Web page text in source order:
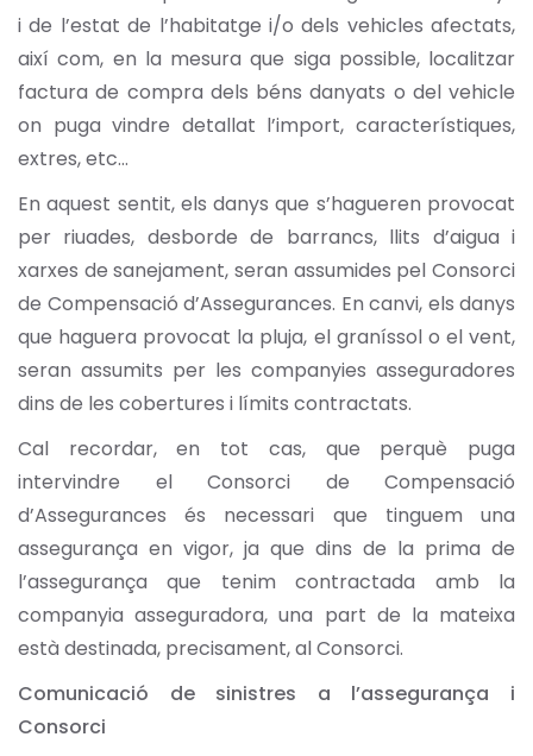
i de l’estat de l’habitatge i/o dels vehicles afectats,
així com, en la mesura que siga possible, localitzar
factura de compra dels béns danyats o del vehicle
on puga vindre detallat l’import, característiques,
extres, etc…
En aquest sentit, els danys que s’hagueren provocat
per riuades, desborde de barrancs, llits d’aigua i
xarxes de sanejament, seran assumides pel Consorci
de Compensació d’Assegurances. En canvi, els danys
que haguera provocat la pluja, el graníssol o el vent,
seran assumits per les companyies asseguradores
dins de les cobertures i límits contractats.
Cal recordar, en tot cas, que perquè puga
intervindre el Consorci de Compensació
d’Assegurances és necessari que tinguem una
assegurança en vigor, ja que dins de la prima de
l’assegurança que tenim contractada amb la
companyia asseguradora, una part de la mateixa
està destinada, precisament, al Consorci.
Comunicació de sinistres a l’assegurança i
Consorci